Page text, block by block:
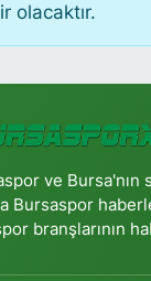
olacaktır.
ve Bursa'nın
Bursaspor
branşlarının